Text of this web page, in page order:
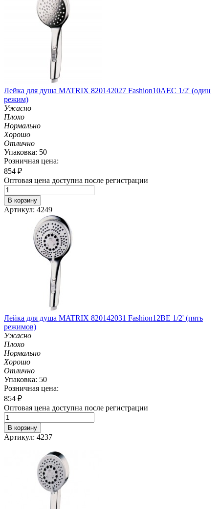
Лейка для душа MATRIX 820142027 Fashion10AEC 1/2' (один
режим)
Ужасно
Плохо
Нормально
Хорошо
Отлично
Упаковка: 50
Розничная цена:
854 ₽
Оптовая цена доступна после регистрации
В корзину
Артикул: 4249
Лейка для душа MATRIX 820142031 Fashion12BE 1/2' (пять
режимов)
Ужасно
Плохо
Нормально
Хорошо
Отлично
Упаковка: 50
Розничная цена:
854 ₽
Оптовая цена доступна после регистрации
В корзину
Артикул: 4237